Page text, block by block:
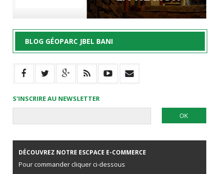
BLOG GÉOPARC JBEL BANI
S’INSCRIRE AU NEWSLETTER
DÉCOUVREZ NOTRE ESCPACE E-COMMERCE
Pour commander cliquer ci-dessous